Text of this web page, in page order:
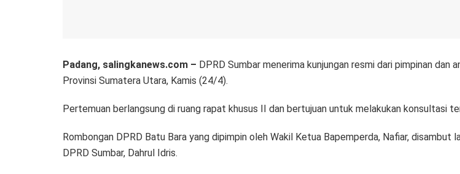
Padang, salingkanews.com – DPRD Sumbar menerima kunjungan resmi dari pimpinan
Provinsi Sumatera Utara, Kamis (24/4).
Pertemuan berlangsung di ruang rapat khusus II dan bertujuan untuk melakukan konsultasi
Rombongan DPRD Batu Bara yang dipimpin oleh Wakil Ketua Bapemperda, Nafiar,
DPRD Sumbar, Dahrul Idris.